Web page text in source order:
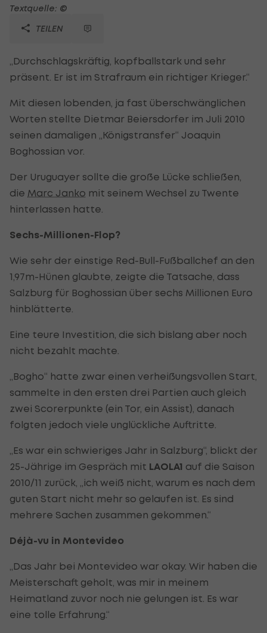
Textquelle: ©
TEILEN
„Durchschlagskräftig, kopfballstark und sehr
präsent. Er ist im Strafraum ein richtiger Krieger.“
Mit diesen lobenden, ja fast überschwänglichen
Worten stellte Dietmar Beiersdorfer im Juli 2010
seinen damaligen „Königstransfer“ Joaquin
Boghossian vor.
Der Uruguayer sollte die große Lücke schließen,
die Marc Janko mit seinem Wechsel zu Twente
hinterlassen hatte.
Sechs-Millionen-Flop?
Wie sehr der einstige Red-Bull-Fußballchef an den
1,97m-Hünen glaubte, zeigte die Tatsache, dass
Salzburg für Boghossian über sechs Millionen Euro
hinblätterte.
Eine teure Investition, die sich bislang aber noch
nicht bezahlt machte.
„Bogho“ hatte zwar einen verheißungsvollen Start,
sammelte in den ersten drei Partien auch gleich
zwei Scorerpunkte (ein Tor, ein Assist), danach
folgten jedoch viele unglückliche Auftritte.
„Es war ein schwieriges Jahr in Salzburg“, blickt der
25-Jährige im Gespräch mit LAOLA1 auf die Saison
2010/11 zurück, „ich weiß nicht, warum es nach dem
guten Start nicht mehr so gelaufen ist. Es sind
mehrere Sachen zusammen gekommen.“
Déjà-vu in Montevideo
„Das Jahr bei Montevideo war okay. Wir haben die
Meisterschaft geholt, was mir in meinem
Heimatland zuvor noch nie gelungen ist. Es war
eine tolle Erfahrung.“